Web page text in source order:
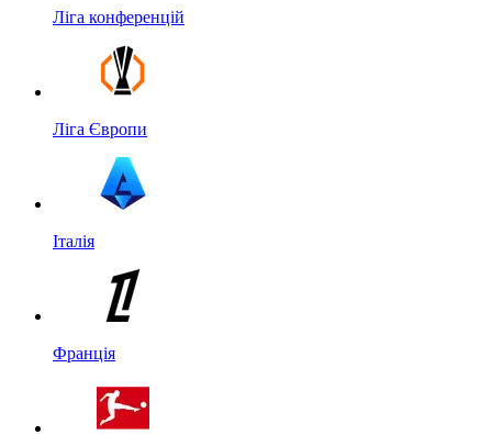
Ліга конференцій
Ліга Європи
Італія
Франція